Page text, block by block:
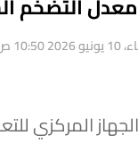
10:50 ص
المركزي